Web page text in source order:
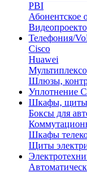
PBI
Абонентское
Телефония/
Cisco
Huawei
Шлюзы,
Уплотнение
Шкафы,
Боксы для
Шкафы
Щиты